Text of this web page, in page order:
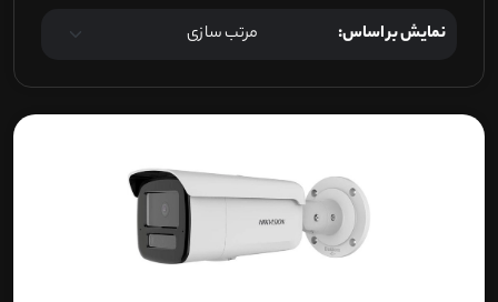
نمایش بر اساس: